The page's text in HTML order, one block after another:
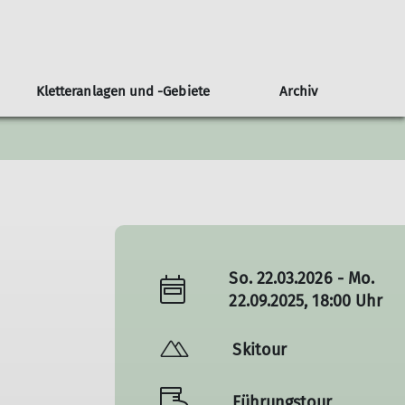
Ehrenamt Partner Spenden
VeranstaltungenSki- und Hochtouren
Hüttengruppe
Kletteranlagen und -Gebiete
Klettergebiet Konstein
Archiv
Geschichte der Sektion
So. 22.03.2026 - Mo.
22.09.2025, 18:00 Uhr
Skitour